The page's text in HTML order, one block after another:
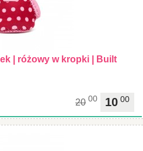
| różowy w kropki | Built
10 00
20 00